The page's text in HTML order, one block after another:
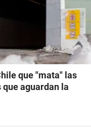
que "mata" las
aguardan la